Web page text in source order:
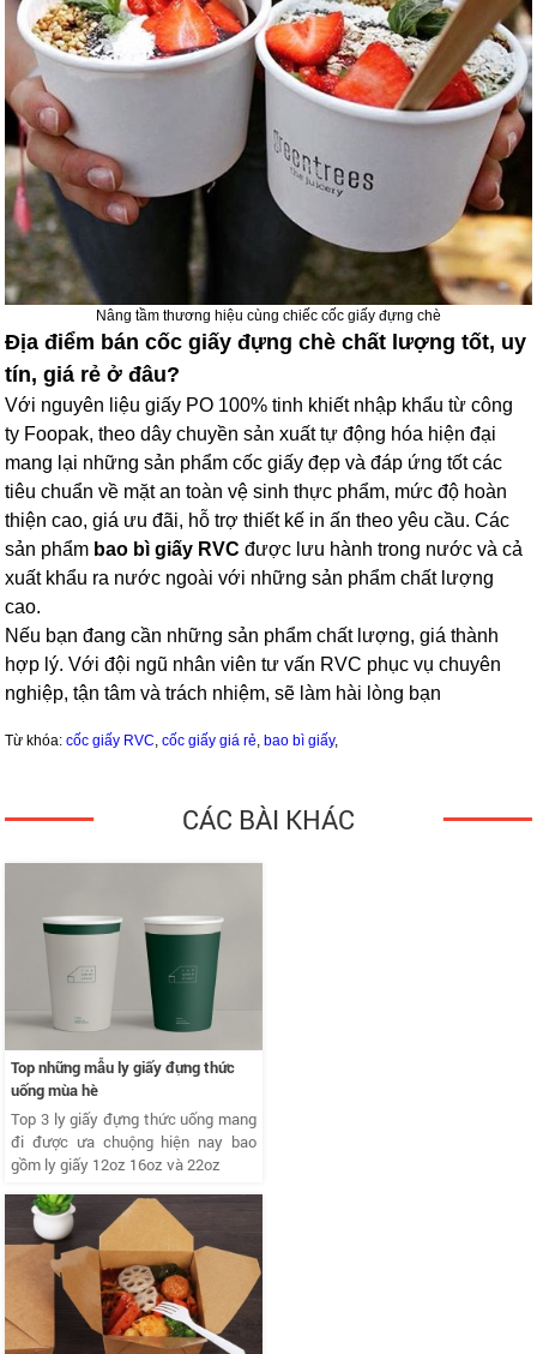
Nâng tầm thương hiệu cùng chiếc cốc giấy đựng chè
Địa điểm bán cốc giấy đựng chè chất lượng tốt, uy
tín, giá rẻ ở đâu?
Với nguyên liệu giấy PO 100% tinh khiết nhập khẩu từ công
ty Foopak, theo dây chuyền sản xuất tự động hóa hiện đại
mang lại những sản phẩm cốc giấy đẹp và đáp ứng tốt các
tiêu chuẩn về mặt an toàn vệ sinh thực phẩm, mức độ hoàn
thiện cao, giá ưu đãi, hỗ trợ thiết kế in ấn theo yêu cầu. Các
sản phẩm bao bì giấy RVC được lưu hành trong nước và cả
xuất khẩu ra nước ngoài với những sản phẩm chất lượng
cao.
Nếu bạn đang cần những sản phẩm chất lượng, giá thành
hợp lý. Với đội ngũ nhân viên tư vấn RVC phục vụ chuyên
nghiệp, tận tâm và trách nhiệm, sẽ làm hài lòng bạn
Từ khóa:cốc giấy RVC ,cốc giấy giá rẻ ,bao bì giấy,
CÁC BÀI KHÁC
Top những mẫu ly giấy đựng thức
uống mùa hè
Top 3 ly giấy đựng thức uống mang
đi được ưa chuộng hiện nay bao
gồm ly giấy 12oz 16oz và 22oz